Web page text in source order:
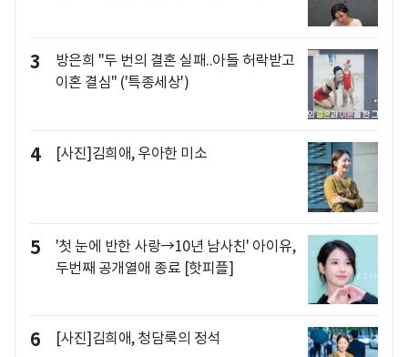
3
방은희 "두 번의 결혼 실패..아들 허락받고
이혼 결심" ('특종세상')
4 [사진]김희애, 우아한 미소
5
'첫 눈에 반한 사랑→10년 남사친' 아이유,
두번째 공개열애 종료 [핫피플]
6 [사진]김희애, 청담룩의 정석